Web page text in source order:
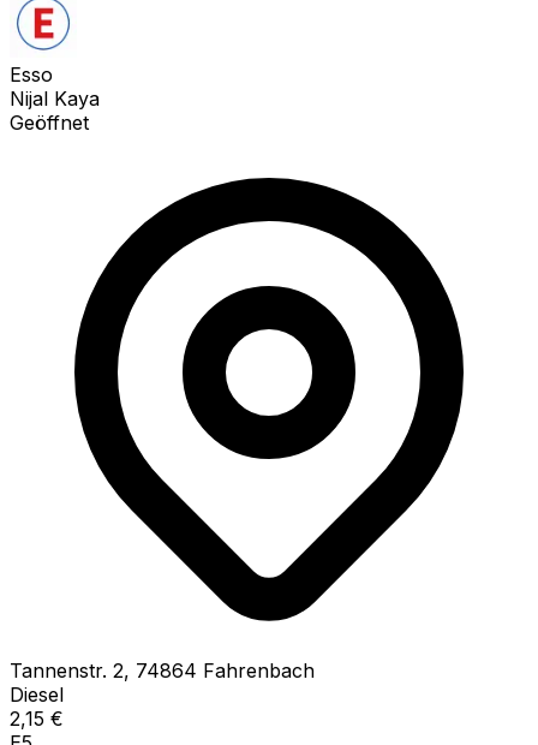
Esso
Nijal Kaya
Geöffnet
Tannenstr. 2, 74864 Fahrenbach
Diesel
2,15 €